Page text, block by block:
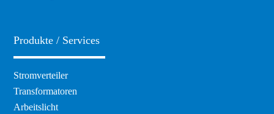
Produkte / Services
Navigation
überspringen
Stromverteiler
Transformatoren
Arbeitslicht